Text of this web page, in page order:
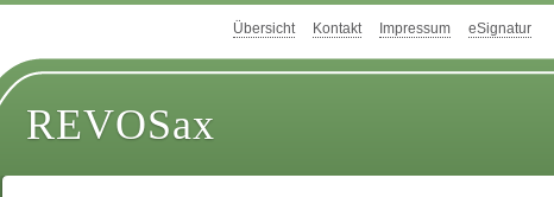
Übersicht Kontakt Impressum eSignatur
REVOSax